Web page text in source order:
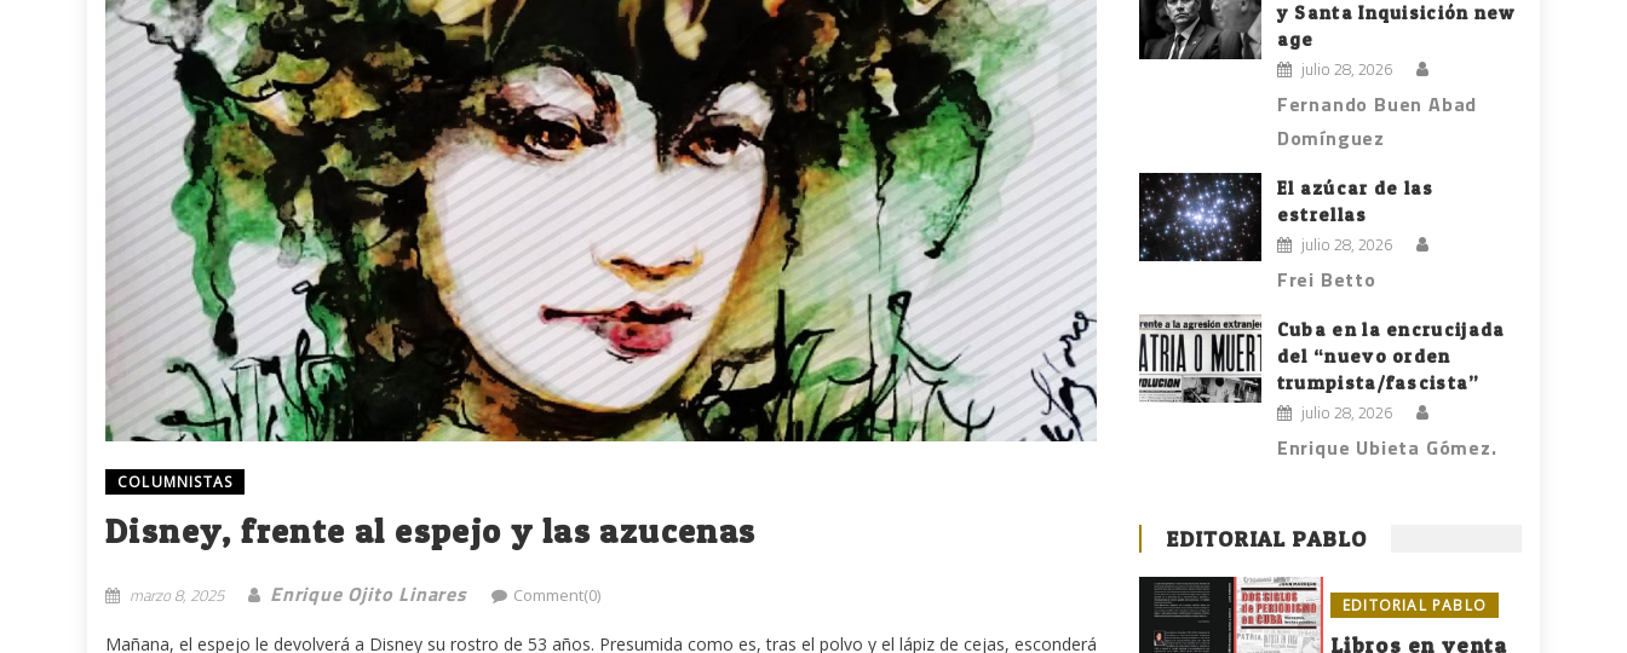
COLUMNISTAS
Disney, frente al espejo y las azucenas
marzo 8, 2025 Enrique Ojito Linares Comment(0)
Mañana, el espejo le devolverá a Disney su rostro de 53 años. Presumida como es, tras el polvo y el lápiz de cejas, esconderá
y Santa Inquisición new
age
julio 28, 2026
Fernando Buen Abad
Domínguez
El azúcar de las
estrellas
julio 28, 2026
Frei Betto
Cuba en la encrucijada
del “nuevo orden
trumpista/fascista”
julio 28, 2026
Enrique Ubieta Gómez.
EDITORIAL PABLO
EDITORIAL PABLO
Libros en venta